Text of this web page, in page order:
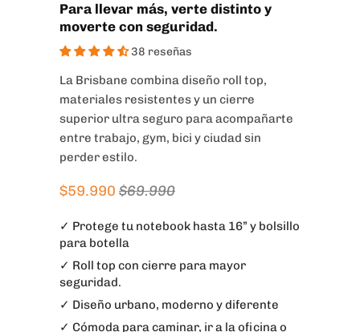
Para llevar más, verte distinto y
moverte con seguridad.
38 reseñas
La Brisbane combina diseño roll top,
materiales resistentes y un cierre
superior ultra seguro para acompañarte
entre trabajo, gym, bici y ciudad sin
perder estilo.
$59.990 $69.990
✓ Protege tu notebook hasta 16” y bolsillo
para botella
✓ Roll top con cierre para mayor
seguridad.
✓ Diseño urbano, moderno y diferente
✓ Cómoda para caminar, ir a la oficina o